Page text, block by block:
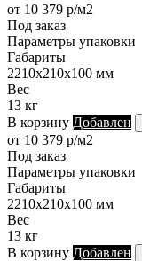
от 10 379 р/м2
Под заказ
Параметры упаковки
Габариты
2210х210х100 мм
Вес
13 кг
В корзину Добавлен
от 10 379 р/м2
Под заказ
Параметры упаковки
Габариты
2210х210х100 мм
Вес
13 кг
В корзину Добавлен